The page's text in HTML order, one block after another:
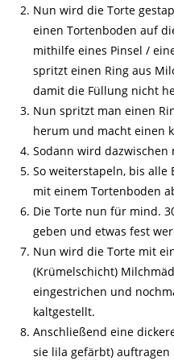
Nun wird die Torte
einen Tortenboden auf
mithilfe eines Pinsel /
spritzt einen Ring aus
damit die Füllung nicht
Nun spritzt man einen
herum und macht einen
Sodann wird
So weiterstapeln, bis
mit einem Tortenboden
Die Torte nun für mind.
geben und etwas fest
Nun wird die Torte mit
(Krümelschicht)
eingestrichen und
kaltgestellt.
Anschließend eine
sie lila gefärbt) auftragen